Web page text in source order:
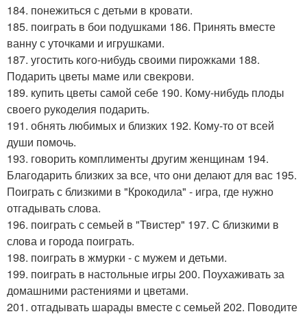
184. понежиться с детьми в кровати.
185. поиграть в бои подушками 186. Принять вместе
ванну с уточками и игрушками.
187. угостить кого-нибудь своими пирожками 188.
Подарить цветы маме или свекрови.
189. купить цветы самой себе 190. Кому-нибудь плоды
своего рукоделия подарить.
191. обнять любимых и близких 192. Кому-то от всей
души помочь.
193. говорить комплименты другим женщинам 194.
Благодарить близких за все, что они делают для вас 195.
Поиграть с близкими в "Крокодила" - игра, где нужно
отгадывать слова.
196. поиграть с семьей в "Твистер" 197. С близкими в
слова и города поиграть.
198. поиграть в жмурки - с мужем и детьми.
199. поиграть в настольные игры 200. Поухаживать за
домашними растениями и цветами.
201. отгадывать шарады вместе с семьей 202. Поводите